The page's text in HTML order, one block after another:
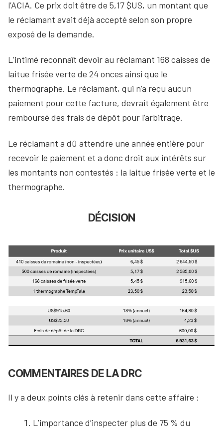
l’ACIA. Ce prix doit être de 5,17 $US, un montant que
le réclamant avait déjà accepté selon son propre
exposé de la demande.
L’intimé reconnaît devoir au réclamant 168 caisses de
laitue frisée verte de 24 onces ainsi que le
thermographe. Le réclamant, qui n’a reçu aucun
paiement pour cette facture, devrait également être
remboursé des frais de dépôt pour l’arbitrage.
Le réclamant a dû attendre une année entière pour
recevoir le paiement et a donc droit aux intérêts sur
les montants non contestés : la laitue frisée verte et le
thermographe.
DÉCISION
COMMENTAIRES DE LA DRC
Il y a deux points clés à retenir dans cette affaire :
L’importance d’inspecter plus de 75 % du